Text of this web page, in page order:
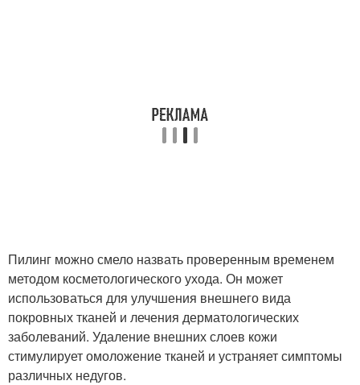
Пилинг можно смело назвать проверенным временем
методом косметологического ухода. Он может
использоваться для улучшения внешнего вида
покровных тканей и лечения дерматологических
заболеваний. Удаление внешних слоев кожи
стимулирует омоложение тканей и устраняет симптомы
различных недугов.